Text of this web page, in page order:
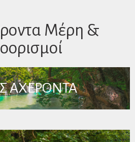
Μέρη &
ΑΧΕΡΟΝΤΑ